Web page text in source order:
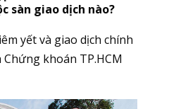
sàn giao dịch nào?
yết và giao dịch chính
khoán TP.HCM